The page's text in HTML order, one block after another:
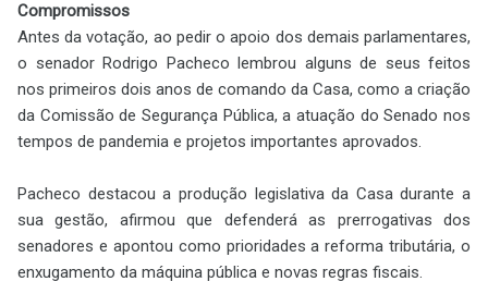
Compromissos
Antes da votação, ao pedir o apoio dos demais parlamentares,
o senador Rodrigo Pacheco lembrou alguns de seus feitos
nos primeiros dois anos de comando da Casa, como a criação
da Comissão de Segurança Pública, a atuação do Senado nos
tempos de pandemia e projetos importantes aprovados.
Pacheco destacou a produção legislativa da Casa durante a
sua gestão, afirmou que defenderá as prerrogativas dos
senadores e apontou como prioridades a reforma tributária, o
enxugamento da máquina pública e novas regras fiscais.